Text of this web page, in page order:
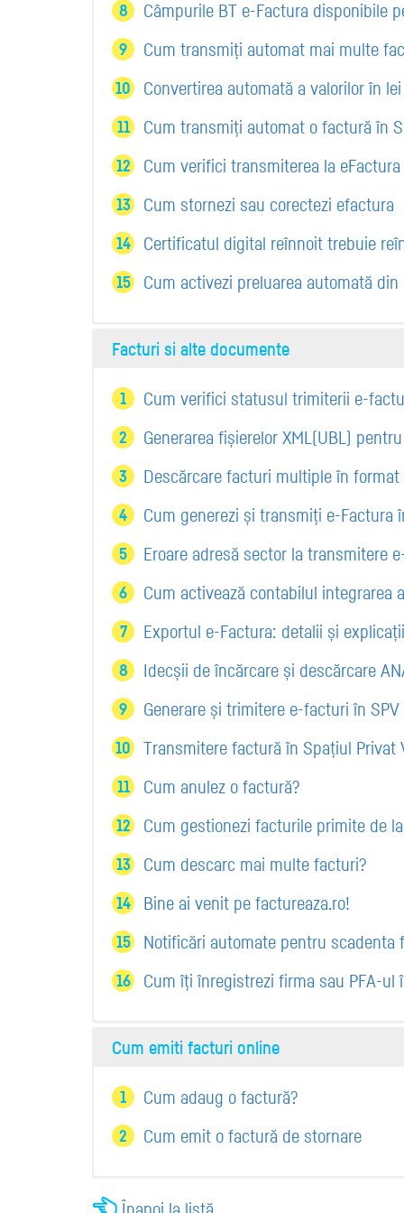
Câmpurile BT e-Factura disponibile
Cum transmiți automat mai multe
Convertirea automată a valorilor în
Cum transmiți automat o factură în
Cum verifici transmiterea la eFactura
Cum stornezi sau corectezi efactura
Certificatul digital reînnoit trebuie
Cum activezi preluarea automată din
Facturi si alte documente
Cum verifici statusul trimiterii e-
Generarea fișierelor XML(UBL)
Descărcare facturi multiple în
Cum generezi și transmiți e-Factura
Eroare adresă sector la transmitere
Cum activează contabilul integrarea
Exportul e-Factura: detalii și
Idecșii de încărcare și descărcare
Generare și trimitere e-facturi în SPV
Transmitere factură în Spațiul Privat
Cum anulez o factură?
Cum gestionezi facturile primite de
Cum descarc mai multe facturi?
Bine ai venit pe factureaza.ro!
Notificări automate pentru scadenta
Cum îți înregistrezi firma sau PFA-ul
Cum emiti facturi online
Cum adaug o factură?
Cum emit o factură de stornare